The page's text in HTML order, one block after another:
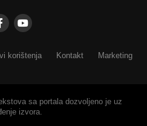
korištenja Kontakt Marketing
sa portala dozvoljeno je uz
izvora.